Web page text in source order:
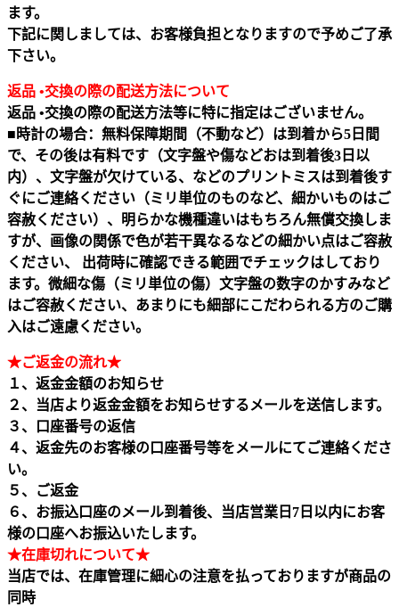
ます。
下記に関しましては、お客様負担となりますので予めご了承
下さい。
返品 •交換の際の配送方法について
返品 •交換の際の配送方法等に特に指定はございません。
■時計の場合：無料保障期間（不動など）は到着から5日間
で、その後は有料です（文字盤や傷などおは到着後3日以
内）、文字盤が欠けている、などのプリントミスは到着後す
ぐにご連絡ください（ミリ単位のものなど、細かいものはご
容赦ください）、明らかな機種違いはもちろん無償交換しま
すが、画像の関係で色が若干異なるなどの細かい点はご容赦
ください、 出荷時に確認できる範囲でチェックはしており
ます。微細な傷（ミリ単位の傷）文字盤の数字のかすみなど
はご容赦ください、あまりにも細部にこだわられる方のご購
入はご遠慮ください。
★ご返金の流れ★
１、返金金額のお知らせ
２、当店より返金金額をお知らせするメールを送信します。
３、口座番号の返信
４、返金先のお客様の口座番号等をメールにてご連絡くださ
い。
５、ご返金
６、お振込口座のメール到着後、当店営業日7日以内にお客
様の口座へお振込いたします。
★在庫切れについて★
当店では、在庫管理に細心の注意を払っておりますが商品の
同時